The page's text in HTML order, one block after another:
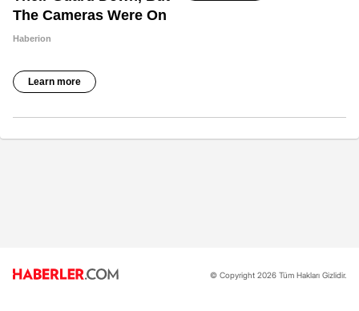
© Copyright 2026 Tüm Hakları Gizlidir.